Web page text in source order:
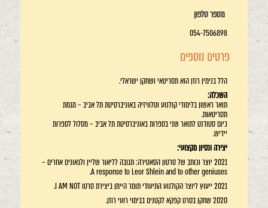
מספר טלפון
054-7506898
פרטים נוספים
הלל בנימין רוזן הוא תסריטאי ושחקן ישראלי.
השכלה:
תואר ראשון בלימודי קולנוע וטלוויזיה באוניברסיטת תל אביב – מגמת
תסריטאות.
כיום סטודנט לתואר שני בספרות באוניברסיטת תל אביב – מסלול לספרות
יידיש.
יצירה ונסיון מקצועי:
2021 יוצר וכותב של סרטון הסאטירה: תגובה לליאור שליין ולגאונים אחרים –
A response to Leor Shlein and to other geniuses.
2021 ייעוץ ליוצר הקולנוע התיעודי תומר היימן ביצירת סרטו I AM NOT.
2020 שחקן בסרט קפקא לקטנים בבימוי רועי רוזן.